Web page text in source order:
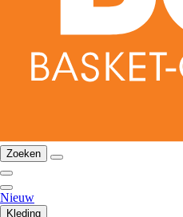
Zoeken
Nieuw
Kleding